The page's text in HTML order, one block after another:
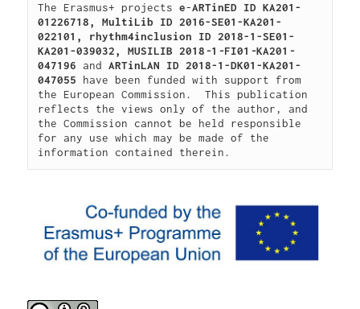
The Erasmus+ projects e-ARTinED ID KA201-
01226718, MultiLib ID 2016-SE01-KA201-
022101, rhythm4inclusion ID 2018-1-SE01-
KA201-039032, MUSILIB 2018-1 -FI01 -KA201 -
047196 and ARTinLAN ID 2018-1-DK01-KA201-
047055 have been funded with support from
the European Commission.  This publication
reflects the views only of the author, and
the Commission cannot be held responsible
for any use which may be made of the
information contained therein.